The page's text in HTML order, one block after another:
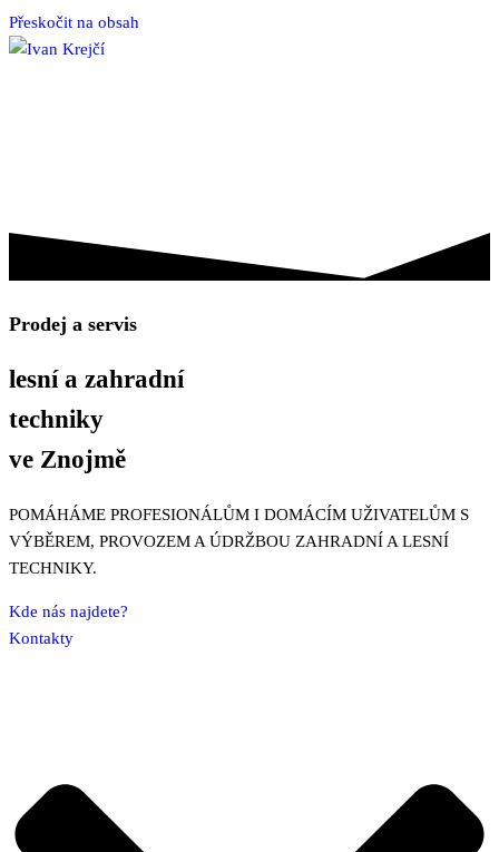
Přeskočit na obsah
Prodej a servis
lesní a zahradní
techniky
ve Znojmě
POMÁHÁME PROFESIONÁLŮM I DOMÁCÍM UŽIVATELŮM S
VÝBĚREM, PROVOZEM A ÚDRŽBOU ZAHRADNÍ A LESNÍ
TECHNIKY.
Kde nás najdete?
Kontakty